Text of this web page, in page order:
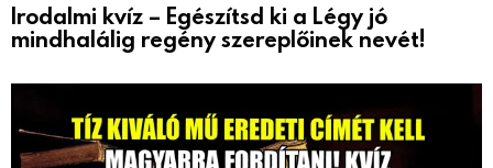
Irodalmi kvíz – Egészítsd ki a Légy jó
mindhalálig regény szereplőinek nevét!